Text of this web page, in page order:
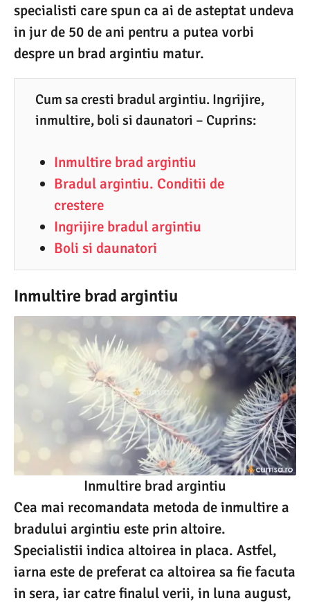
1
specialisti care spun ca ai de asteptat undeva
in jur de 50 de ani pentru a putea vorbi
despre un brad argintiu matur.
Cum sa cresti bradul argintiu. Ingrijire,
inmultire, boli si daunatori – Cuprins:
Inmultire brad argintiu
Bradul argintiu. Conditii de
crestere
Ingrijire bradul argintiu
Boli si daunatori
Inmultire brad argintiu
Inmultire brad argintiu
Cea mai recomandata metoda de inmultire a
bradului argintiu este prin altoire.
Specialistii indica altoirea in placa. Astfel,
iarna este de preferat ca altoirea sa fie facuta
in sera, iar catre finalul verii, in luna august,